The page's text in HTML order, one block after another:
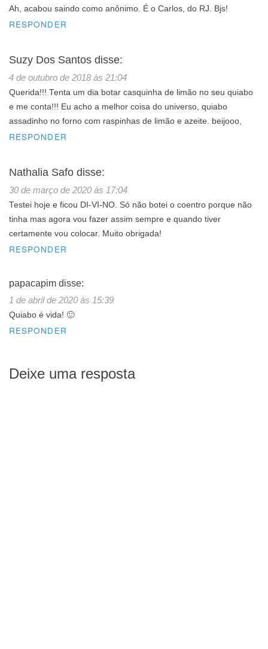
Ah, acabou saindo como anônimo. É o Carlos, do RJ. Bjs!
RESPONDER
Suzy Dos Santos disse:
4 de outubro de 2018 às 21:04
Querida!!! Tenta um dia botar casquinha de limão no seu quiabo
e me conta!!! Eu acho a melhor coisa do universo, quiabo
assadinho no forno com raspinhas de limão e azeite. beijooo,
RESPONDER
Nathalia Safo disse:
30 de março de 2020 às 17:04
Testei hoje e ficou DI-VI-NO. Só não botei o coentro porque não
tinha mas agora vou fazer assim sempre e quando tiver
certamente vou colocar. Muito obrigada!
RESPONDER
papacapim disse:
1 de abril de 2020 às 15:39
Quiabo é vida! 🙂
RESPONDER
Deixe uma resposta